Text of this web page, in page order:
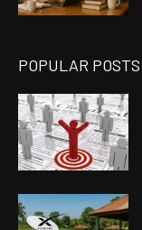
POPULAR POSTS